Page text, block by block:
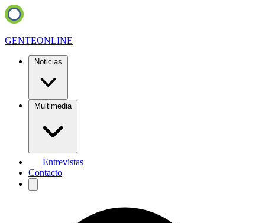
GENTEONLINE
Noticias
Multimedia
Entrevistas
Contacto